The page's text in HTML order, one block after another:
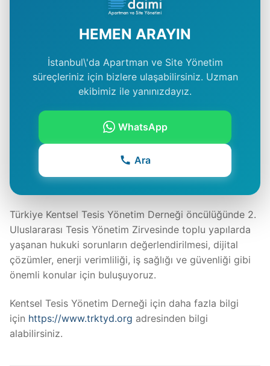
HEMEN ARAYIN
İstanbul\'da Apartman ve Site Yönetim
süreçleriniz için bizlere ulaşabilirsiniz. Uzman
ekibimiz ile yanınızdayız.
WhatsApp
Ara
Türkiye Kentsel Tesis Yönetim Derneği öncülüğünde 2.
Uluslararası Tesis Yönetim Zirvesinde toplu yapılarda
yaşanan hukuki sorunların değerlendirilmesi, dijital
çözümler, enerji verimliliği, iş sağlığı ve güvenliği gibi
önemli konular için buluşuyoruz.
Kentsel Tesis Yönetim Derneği için daha fazla bilgi
için https://www.trktyd.org adresinden bilgi
alabilirsiniz.